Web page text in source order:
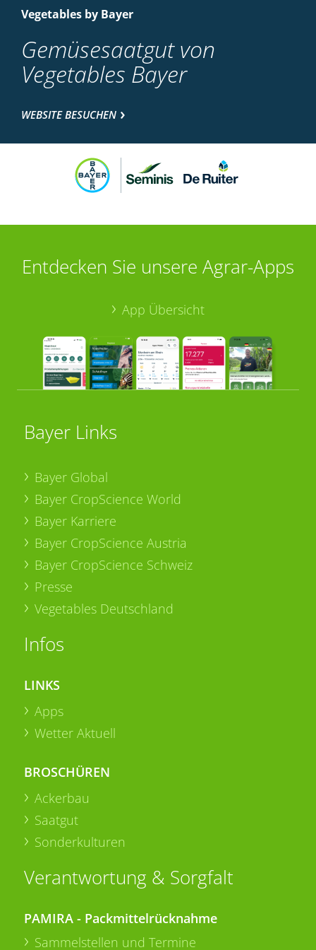
Vegetables by Bayer
Gemüsesaatgut von
Vegetables Bayer
WEBSITE BESUCHEN
Entdecken Sie unsere Agrar-Apps
App Übersicht
Bayer Links
Bayer Global
Bayer CropScience World
Bayer Karriere
Bayer CropScience Austria
Bayer CropScience Schweiz
Presse
Vegetables Deutschland
Infos
LINKS
Apps
Wetter Aktuell
BROSCHÜREN
Ackerbau
Saatgut
Sonderkulturen
Verantwortung & Sorgfalt
PAMIRA - Packmittelrücknahme
Sammelstellen und Termine